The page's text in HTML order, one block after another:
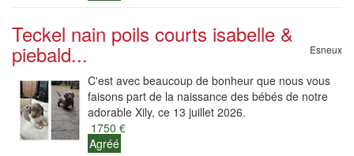
Teckel nain poils courts isabelle &
piebald... Esneux
C'est avec beaucoup de bonheur que nous vous
faisons part de la naissance des bébés de notre
adorable Xily, ce 13 juillet 2026.
1750 €
Agréé